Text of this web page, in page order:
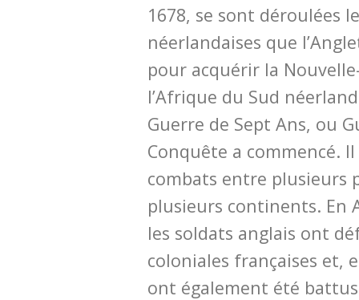
1678, se sont déroulées
néerlandaises que
pour acquérir la
l’Afrique du Sud
Guerre de Sept Ans, ou
Conquête a commencé. Il
combats entre plusieurs
plusieurs continents. En
les soldats anglais ont
coloniales françaises et,
ont également été